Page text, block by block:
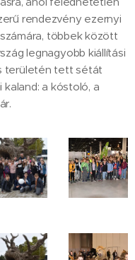
rendezvény ezernyi
többek között
legnagyobb kiállítási
területén tett sétát
a kóstoló, a